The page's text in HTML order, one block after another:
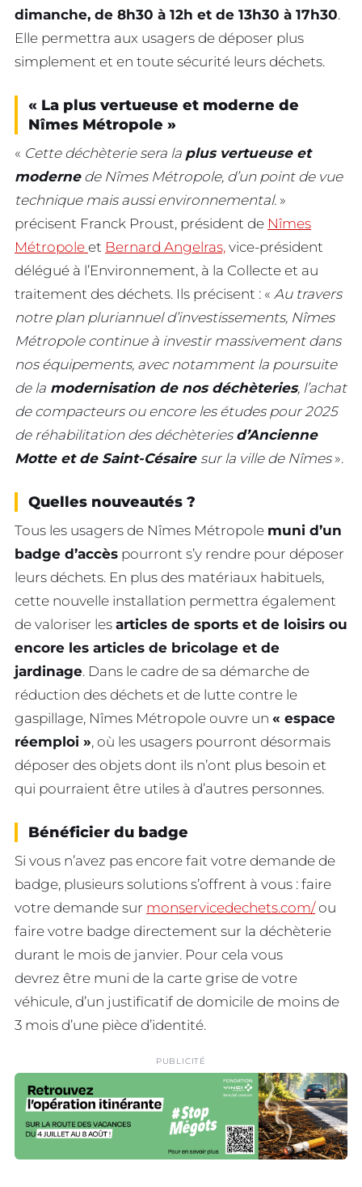
dimanche, de 8h30 à 12h et de 13h30 à 17h30.
Elle permettra aux usagers de déposer plus
simplement et en toute sécurité leurs déchets.
« La plus vertueuse et moderne de
Nîmes Métropole »
« Cette déchèterie sera la plus vertueuse et
modernede Nîmes Métropole, d’un point de vue
technique mais aussi environnemental. »
précisent Franck Proust, président de Nîmes
Métropole et Bernard Angelras, vice-président
délégué à l’Environnement, à la Collecte et au
traitement des déchets. Ils précisent : « Au travers
notre plan pluriannuel d’investissements, Nîmes
Métropole continue à investir massivement dans
nos équipements, avec notamment la poursuite
de la modernisation de nos déchèteries, l’achat
de compacteurs ou encore les études pour 2025
de réhabilitation des déchèteries d’Ancienne
Motte et de Saint-Césaire sur la ville de Nîmes ».
Quelles nouveautés ?
Tous les usagers de Nîmes Métropole muni d’un
badge d’accès pourront s’y rendre pour déposer
leurs déchets. En plus des matériaux habituels,
cette nouvelle installation permettra également
de valoriser les articles de sports et de loisirs ou
encore les articles de bricolage et de
jardinage. Dans le cadre de sa démarche de
réduction des déchets et de lutte contre le
gaspillage, Nîmes Métropole ouvre un « espace
réemploi », où les usagers pourront désormais
déposer des objets dont ils n’ont plus besoin et
qui pourraient être utiles à d’autres personnes.
Bénéficier du badge
Si vous n’avez pas encore fait votre demande de
badge, plusieurs solutions s’offrent à vous : faire
votre demande sur monservicedechets.com/ou
faire votre badge directement sur la déchèterie
durant le mois de janvier. Pour cela vous
devrez être muni de la carte grise de votre
véhicule, d’un justificatif de domicile de moins de
3 mois d’une pièce d’identité.
PUBLICITÉ